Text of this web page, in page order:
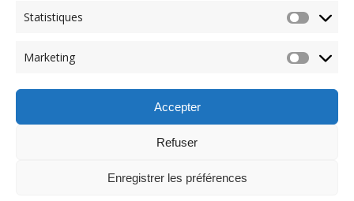
Statistiques
Marketing
Accepter
Refuser
Enregistrer les préférences
Navigation
de
l'article
Previous:
post:
© 2026 Maison des Jeunes de Boucherville.